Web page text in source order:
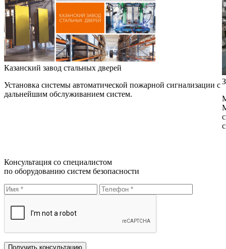
Казанский завод стальных дверей
Установка системы автоматической пожарной сигнализации с
дальнейшим обслуживанием систем.
Консультация со специалистом
по оборудованию систем безопасности